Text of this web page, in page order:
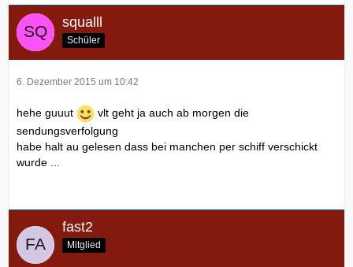
squalll
Schüler
6. Dezember 2015 um 10:42
hehe guuut
vlt geht ja auch ab morgen die
sendungsverfolgung
habe halt au gelesen dass bei manchen per schiff verschickt
wurde ...
fast2
Mitglied